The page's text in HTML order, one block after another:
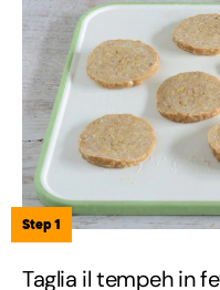
Step 1
Taglia il tempeh in